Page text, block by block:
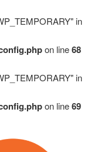
in
on line68
in
on line69